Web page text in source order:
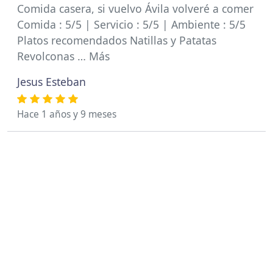
Comida casera, si vuelvo Ávila volveré a comer
Comida : 5/5 | Servicio : 5/5 | Ambiente : 5/5
Platos recomendados Natillas y Patatas
Revolconas … Más
Jesus Esteban
Hace 1 años y 9 meses